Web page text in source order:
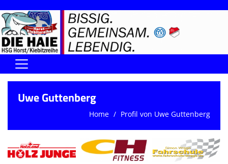
Home
Handball-Förderverein der Haie
Kontaktformular
Uwe Guttenberg
Home Profil von Uwe Guttenberg